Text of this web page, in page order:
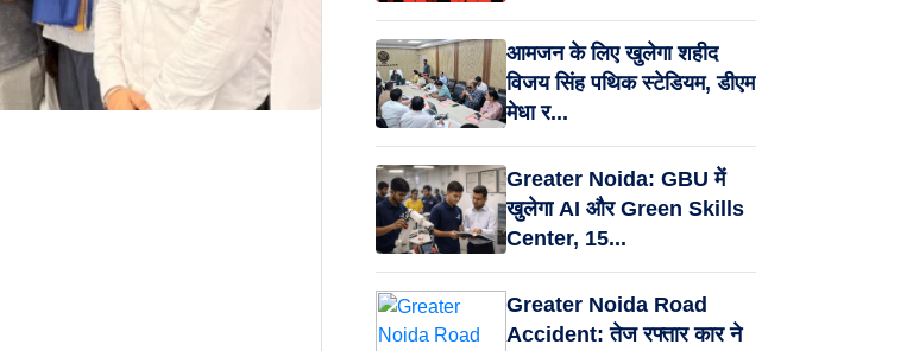
आमजन के लिए खुलेगा शहीद
विजय सिंह पथिक स्टेडियम, डीएम
मेधा र...
Greater Noida: GBU में
खुलेगा AI और Green Skills
Center, 15...
Greater Noida Road
Accident: तेज रफ्तार कार ने